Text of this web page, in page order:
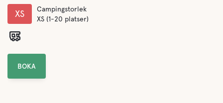
XS
Campingstorlek
XS (1-20 platser)
BOKA